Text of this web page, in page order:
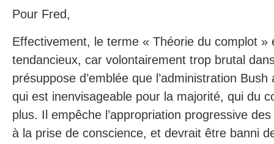
Pour Fred,
Effectivement, le terme « Théorie du complot »
tendancieux, car volontairement trop brutal
présuppose d’emblée que l’administration
qui est inenvisageable pour la majorité, qui du
plus. Il empêche l’appropriation progressive
à la prise de conscience, et devrait être banni